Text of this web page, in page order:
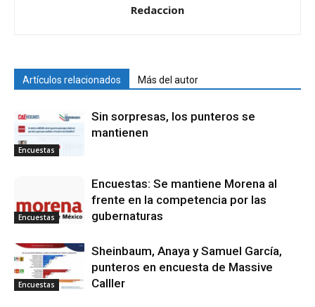
Redaccion
Artículos relacionados Más del autor
Encuestas
Sin sorpresas, los punteros se
mantienen
Encuestas
Encuestas: Se mantiene Morena al
frente en la competencia por las
gubernaturas
Encuestas
Sheinbaum, Anaya y Samuel García,
punteros en encuesta de Massive
Calller